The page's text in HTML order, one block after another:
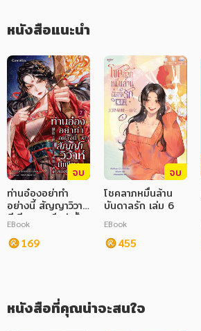
การเรียน การศึกษา
เทคโนโลยี การสื่อสาร วิทยาศาสตร์
ภาษาศาสตร์
หนังสือเด็ก
การพัฒนาตนเอง
ความรู้ทั่วไป
การ์ตูนความรู้ การ์ตูน
การ์ตูนมังงะ (Manga)
หนังสือแนะนำ
จบ
ท่านอ๋องอย่าทำ
อย่างนี้ สัญญาวิวาห์
มีเพียงสองปีเท่านั้น!
เล่ม 7
EBook
169
จบ
โชคลาภหมื่นล้าน
บันดาลรัก เล่ม 6
EBook
455
หนังสือที่คุณน่าจะสนใจ